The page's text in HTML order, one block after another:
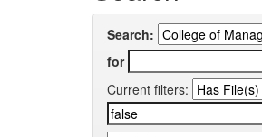
Search:
for
Current filters: